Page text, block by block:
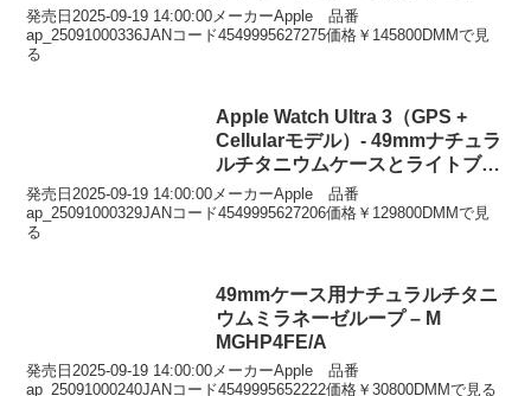
チタニウムミラネーゼループ – L
発売日2025-09-19 14:00:00メーカーApple 品番
ap_25091000336JANコード4549995627275価格￥145800DMMで見
る
Apple Watch Ultra 3（GPS +
Cellularモデル）- 49mmナチュラ
ルチタニウムケースとライトブル
ーアルパインループ – S
発売日2025-09-19 14:00:00メーカーApple 品番
ap_25091000329JANコード4549995627206価格￥129800DMMで見
る
49mmケース用ナチュラルチタニ
ウムミラネーゼループ – M
MGHP4FE/A
発売日2025-09-19 14:00:00メーカーApple 品番
ap_25091000240JANコード4549995652222価格￥30800DMMで見る